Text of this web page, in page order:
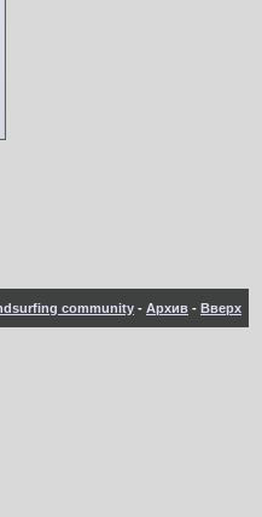
community - Архив - Вверх